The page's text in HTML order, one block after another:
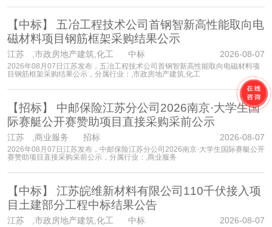
【中标】 五冶工程技术公司首钢智新高性能取向电
磁材料项目钢筋框架采购结果公示
江苏 ,市政房地产建筑,化工 中标 2026-08-07
2026年08月07日江苏发布，五冶工程技术公司首钢智新高性能取向电磁材料项
目钢筋框架采购结果公示，分属行业：,市政房地产建筑,化工
【招标】 中邮保险江苏分公司2026南京·大学生国
际赛艇公开赛赞助项目直接采购采前公示
江苏 ,商业服务 招标 2026-08-07
2026年08月07日江苏发布，中邮保险江苏分公司2026南京·大学生国际赛艇公开
赛赞助项目直接采购采前公示，分属行业：,商业服务
【中标】 江苏皖维新材料有限公司110千伏接入项
目土建部分工程中标结果公告
江苏 ,市政房地产建筑,化工 中标 2026-08-07